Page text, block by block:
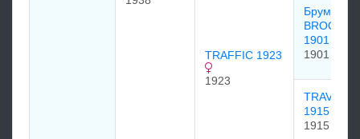
TRAFFIC 1923
1923
Брумстик
1901
1901
1915
1915